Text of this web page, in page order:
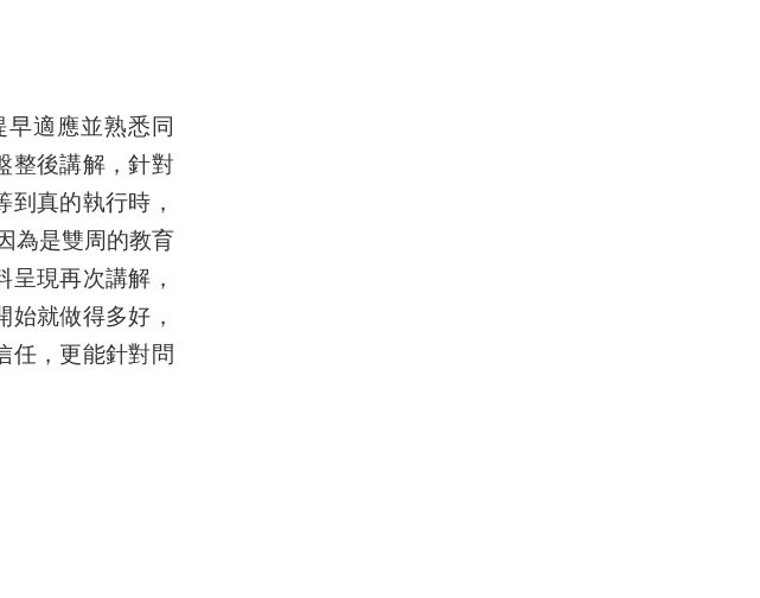
適應並熟悉同
整後講解，針對
真的執行時，
為是雙周的教育
現再次講解，
就做得多好，
任，更能針對問